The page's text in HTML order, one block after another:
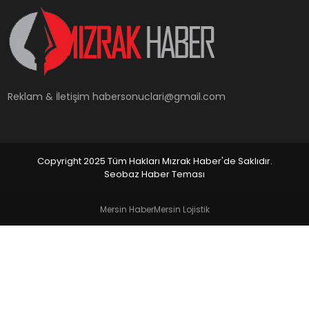
YAŞAM
Reklam & İletişimhabersonuclari@gmail.com
Copyright 2025 Tüm Hakları Mızrak Haber'de Saklıdır.
Seobaz Haber Teması
Mersin HaberMersin Lojistik